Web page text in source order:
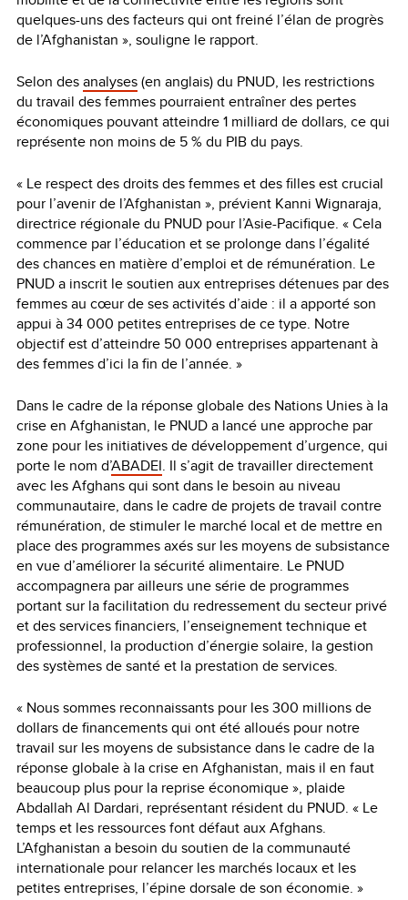
quelques-uns des facteurs qui ont freiné l’élan de progrès
de l’Afghanistan », souligne le rapport.
Selon desanalyses(en anglais) du PNUD, les restrictions
du travail des femmes pourraient entraîner des pertes
économiques pouvant atteindre 1 milliard de dollars, ce qui
représente non moins de 5 % du PIB du pays.
« Le respect des droits des femmes et des filles est crucial
pour l’avenir de l’Afghanistan », prévient Kanni Wignaraja,
directrice régionale du PNUD pour l’Asie-Pacifique. « Cela
commence par l’éducation et se prolonge dans l’égalité
des chances en matière d’emploi et de rémunération. Le
PNUD a inscrit le soutien aux entreprises détenues par des
femmes au cœur de ses activités d’aide : il a apporté son
appui à 34 000 petites entreprises de ce type. Notre
objectif est d’atteindre 50 000 entreprises appartenant à
des femmes d’ici la fin de l’année. »
Dans le cadre de la réponse globale des Nations Unies à la
crise en Afghanistan, le PNUD a lancé une approche par
zone pour les initiatives de développement d’urgence, qui
porte le nom d’ABADEI. Il s’agit de travailler directement
avec les Afghans qui sont dans le besoin au niveau
communautaire, dans le cadre de projets de travail contre
rémunération, de stimuler le marché local et de mettre en
place des programmes axés sur les moyens de subsistance
en vue d’améliorer la sécurité alimentaire. Le PNUD
accompagnera par ailleurs une série de programmes
portant sur la facilitation du redressement du secteur privé
et des services financiers, l’enseignement technique et
professionnel, la production d’énergie solaire, la gestion
des systèmes de santé et la prestation de services.
« Nous sommes reconnaissants pour les 300 millions de
dollars de financements qui ont été alloués pour notre
travail sur les moyens de subsistance dans le cadre de la
réponse globale à la crise en Afghanistan, mais il en faut
beaucoup plus pour la reprise économique », plaide
Abdallah Al Dardari, représentant résident du PNUD. « Le
temps et les ressources font défaut aux Afghans.
L’Afghanistan a besoin du soutien de la communauté
internationale pour relancer les marchés locaux et les
petites entreprises, l’épine dorsale de son économie. »